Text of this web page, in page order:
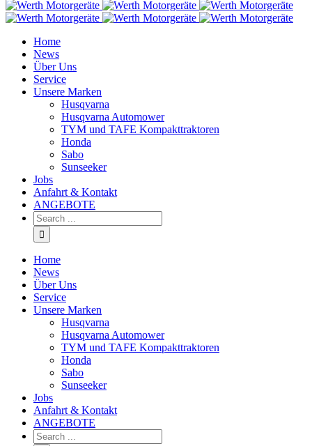
Home
News
Über Uns
Service
Unsere Marken
Husqvarna
Husqvarna Automower
TYM und TAFE Kompakttraktoren
Honda
Sabo
Sunseeker
Jobs
Anfahrt & Kontakt
ANGEBOTE
Home
News
Über Uns
Service
Unsere Marken
Husqvarna
Husqvarna Automower
TYM und TAFE Kompakttraktoren
Honda
Sabo
Sunseeker
Jobs
Anfahrt & Kontakt
ANGEBOTE